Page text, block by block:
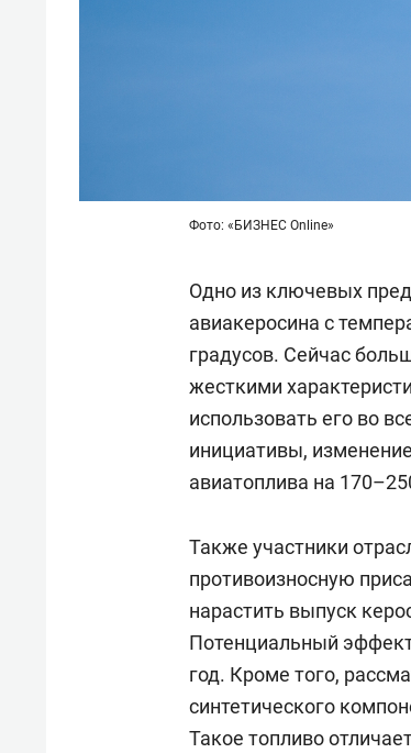
Фото: «БИЗНЕС Online»
Одно из ключевых
авиакеросина с
градусов. Сейчас
жесткими
использовать его во
инициативы,
авиатоплива на
Также участники
противоизносную
нарастить выпуск
Потенциальный
год. Кроме того,
синтетического
Такое топливо